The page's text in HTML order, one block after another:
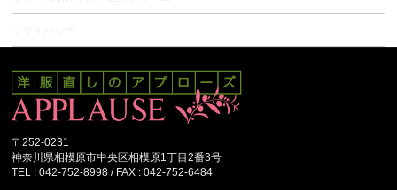
〒252-0231
神奈川県相模原市中央区相模原1丁目2番3号
TEL : 042-752-8998 / FAX : 042-752-6484